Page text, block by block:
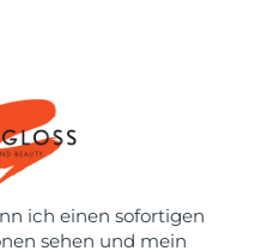
ich einen sofortigen
sehen und mein